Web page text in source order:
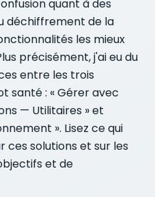
quant à des
déchiffrement de la
les mieux
précisément, j'ai eu du
entre les trois
santé : « Gérer avec
— Utilitaires » et
». Lisez ce qui
ces solutions et sur les
et de